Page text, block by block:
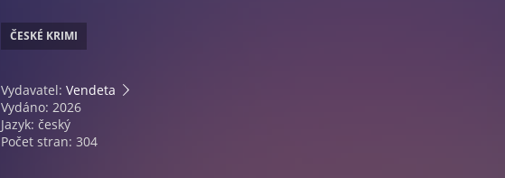
ČESKÉ KRIMI
Vydavatel: Vendeta
Vydáno: 2026
Jazyk: český
Počet stran: 304